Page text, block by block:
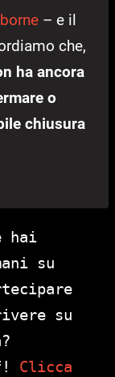
– e il
che,
ha ancora
o
chiusura
hai
su
su
Clicca